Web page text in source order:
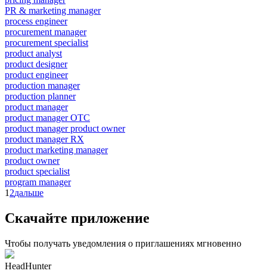
PR & marketing manager
process engineer
procurement manager
procurement specialist
product analyst
product designer
product engineer
production manager
production planner
product manager
product manager OTC
product manager product owner
product manager RX
product marketing manager
product owner
product specialist
program manager
1 2дальше
Скачайте приложение
Чтобы получать уведомления о приглашениях мгновенно
HeadHunter